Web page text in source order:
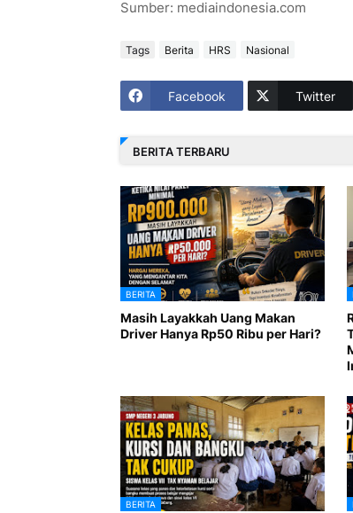
Sumber: mediaindonesia.com
Tags Berita HRS Nasional
Facebook Twitter
BERITA TERBARU
BERITA
Masih Layakkah Uang Makan
Driver Hanya Rp50 Ribu per Hari?
BERITA